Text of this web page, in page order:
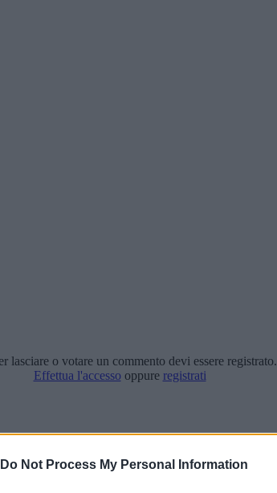
Do Not Process My Personal Information
lasciare o votare un commento devi essere registrato.
Effettua l'accesso oppure registrati